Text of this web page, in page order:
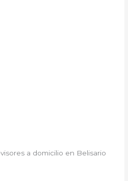
a domicilio en Belisario